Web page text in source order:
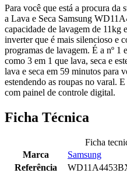
Para você que está a procura da
a Lava e Seca Samsung
capacidade de lavagem de 11kg
inverter que é mais silencioso e
programas de lavagem. É a nº 1
como 3 em 1 que lava, seca e
lava e seca em 59 minutos para
estendendo as roupas no varal.
com painel de controle digital.
Ficha Técnica
Ficha
Marca
Samsung
Referência